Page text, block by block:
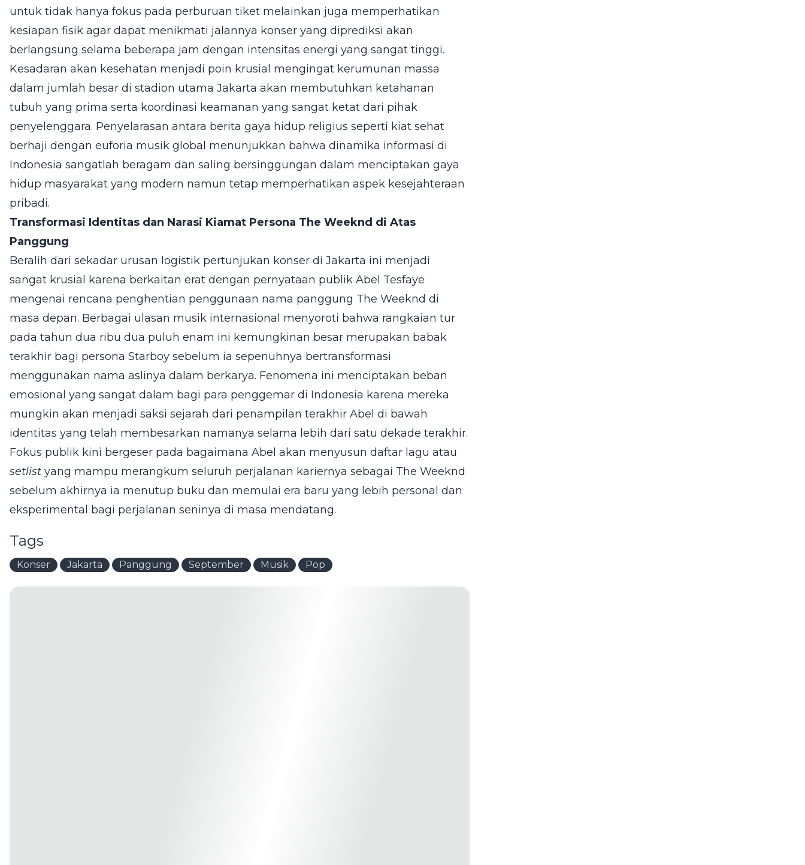
untuk tidak hanya fokus pada perburuan tiket melainkan juga memperhatikan
kesiapan fisik agar dapat menikmati jalannya konser yang diprediksi akan
berlangsung selama beberapa jam dengan intensitas energi yang sangat tinggi.
Kesadaran akan kesehatan menjadi poin krusial mengingat kerumunan massa
dalam jumlah besar di stadion utama Jakarta akan membutuhkan ketahanan
tubuh yang prima serta koordinasi keamanan yang sangat ketat dari pihak
penyelenggara. Penyelarasan antara berita gaya hidup religius seperti kiat sehat
berhaji dengan euforia musik global menunjukkan bahwa dinamika informasi di
Indonesia sangatlah beragam dan saling bersinggungan dalam menciptakan gaya
hidup masyarakat yang modern namun tetap memperhatikan aspek kesejahteraan
pribadi.
Transformasi Identitas dan Narasi Kiamat Persona The Weeknd di Atas
Panggung
Beralih dari sekadar urusan logistik pertunjukan konser di Jakarta ini menjadi
sangat krusial karena berkaitan erat dengan pernyataan publik Abel Tesfaye
mengenai rencana penghentian penggunaan nama panggung The Weeknd di
masa depan. Berbagai ulasan musik internasional menyoroti bahwa rangkaian tur
pada tahun dua ribu dua puluh enam ini kemungkinan besar merupakan babak
terakhir bagi persona Starboy sebelum ia sepenuhnya bertransformasi
menggunakan nama aslinya dalam berkarya. Fenomena ini menciptakan beban
emosional yang sangat dalam bagi para penggemar di Indonesia karena mereka
mungkin akan menjadi saksi sejarah dari penampilan terakhir Abel di bawah
identitas yang telah membesarkan namanya selama lebih dari satu dekade terakhir.
Fokus publik kini bergeser pada bagaimana Abel akan menyusun daftar lagu atau
setlist yang mampu merangkum seluruh perjalanan kariernya sebagai The Weeknd
sebelum akhirnya ia menutup buku dan memulai era baru yang lebih personal dan
eksperimental bagi perjalanan seninya di masa mendatang.
Tags
Konser Jakarta Panggung September Musik Pop